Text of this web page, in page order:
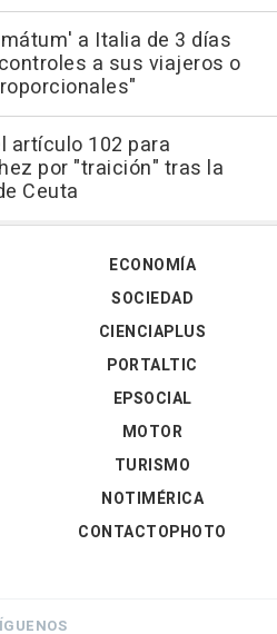
a Italia de 3 días
a sus viajeros o
artículo 102 para
por "traición" tras la
Ceuta
ECONOMÍA
SOCIEDAD
CIENCIAPLUS
PORTALTIC
EPSOCIAL
MOTOR
TURISMO
NOTIMÉRICA
CONTACTOPHOTO